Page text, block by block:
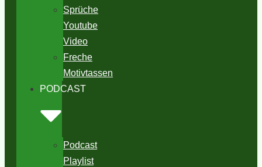
Sprüche
Youtube
Video
Freche
Motivtassen
PODCAST
Podcast
Playlist